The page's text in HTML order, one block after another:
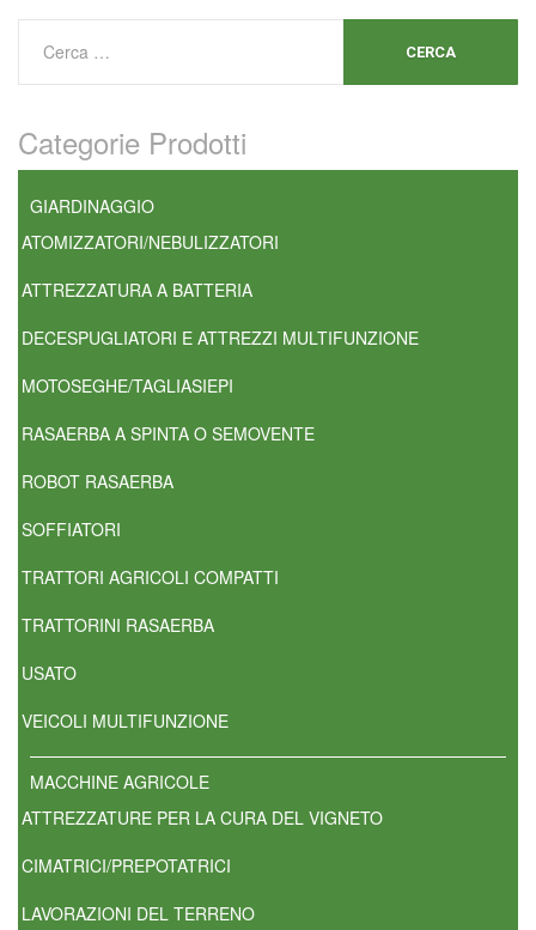
Categorie Prodotti
GIARDINAGGIO
ATOMIZZATORI/NEBULIZZATORI
ATTREZZATURA A BATTERIA
DECESPUGLIATORI E ATTREZZI MULTIFUNZIONE
MOTOSEGHE/TAGLIASIEPI
RASAERBA A SPINTA O SEMOVENTE
ROBOT RASAERBA
SOFFIATORI
TRATTORI AGRICOLI COMPATTI
TRATTORINI RASAERBA
USATO
VEICOLI MULTIFUNZIONE
MACCHINE AGRICOLE
ATTREZZATURE PER LA CURA DEL VIGNETO
CIMATRICI/PREPOTATRICI
LAVORAZIONI DEL TERRENO